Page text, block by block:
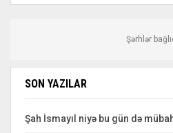
Şərhlər
SON YAZILAR
Şah İsmayıl niyə bu gün də